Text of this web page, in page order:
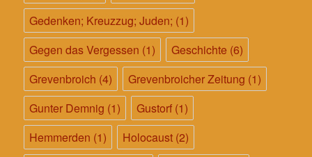
Gedenken; Kreuzzug; Juden; (1)
Gegen das Vergessen (1) Geschichte (6)
Grevenbroich (4) Grevenbroicher Zeitung (1)
Gunter Demnig (1) Gustorf (1)
Hemmerden (1) Holocaust (2)